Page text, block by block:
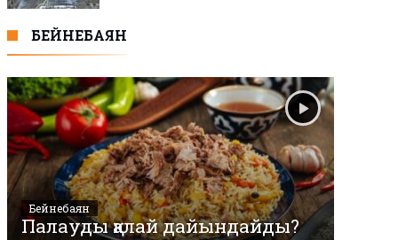
БЕЙНЕБАЯН
Бейнебаян
Палауды қалай дайындайды?